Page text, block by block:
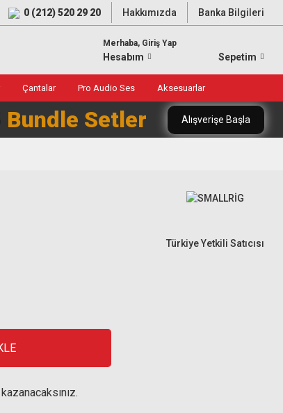
0 (212) 520 29 20 Hakkımızda Banka Bilgileri
Merhaba, Giriş Yap
Hesabım Sepetim
Çantalar Pro Audio Ses Aksesuarlar
Bundle Setler Alışverişe Başla
Türkiye Yetkili Satıcısı
kazanacaksınız.